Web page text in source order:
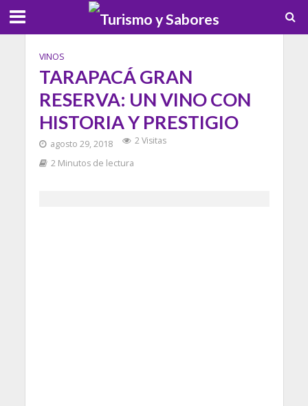
VINOS
TARAPACÁ GRAN
RESERVA: UN VINO CON
HISTORIA Y PRESTIGIO
agosto 29, 2018
2 Visitas
2 Minutos de lectura